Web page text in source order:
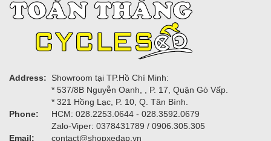
Address:
Showroom tại TP.Hồ Chí Minh:
* 537/8B Nguyễn Oanh, , P. 17, Quận Gò Vấp.
* 321 Hồng Lạc, P. 10, Q. Tân Bình.
Phone:
HCM: 028.2253.0644 - 028.3592.0679
Zalo-Viper: 0378431789 / 0906.305.305
Email:
contact@shopxedap.vn